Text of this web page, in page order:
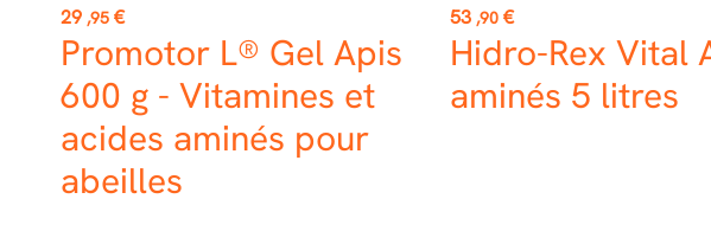
Prix
29 ,95 €
Promotor L® Gel Apis
600 g - Vitamines et
acides aminés pour
abeilles
Prix
53 ,90 €
Hidro-Rex Vital
aminés 5 litres